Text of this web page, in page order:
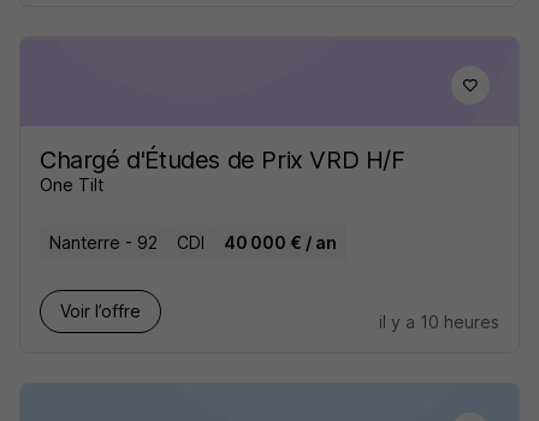
Chargé d'Études de Prix VRD H/F
One Tilt
Nanterre - 92 CDI 40 000 € / an
Voir l’offre
il y a 10 heures